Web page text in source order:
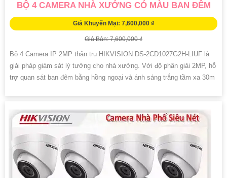
BỘ 4 CAMERA NHÀ XƯỞNG CÓ MÀU BAN ĐÊM
Giá Khuyến Mại: 7,600,000 ₫
Giá Bán: 7,600,000 ₫
Bộ 4 Camera IP 2MP thân trụ HIKVISION DS-2CD1027G2H-LIUF là
giải pháp giám sát lý tưởng cho nhà xưởng. Với độ phân giải 2MP, hỗ
trợ quan sát ban đêm bằng hồng ngoại và ánh sáng trắng tầm xa 30m